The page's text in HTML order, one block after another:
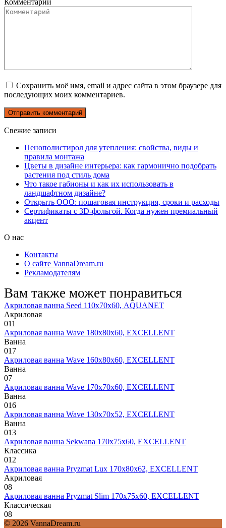
Сохранить моё имя, email и адрес сайта в этом браузере для
последующих моих комментариев.
Свежие записи
Пенополистирол для утепления: свойства, виды и
правила монтажа
Цветы в дизайне интерьера: как гармонично подобрать
растения под стиль дома
Что такое габионы и как их использовать в
ландшафтном дизайне?
Открыть ООО: пошаговая инструкция, сроки и расходы
Сертификаты с 3D-фольгой. Когда нужен премиальный
акцент
О нас
Контакты
О сайте VannaDream.ru
Рекламодателям
Вам также может понравиться
Акриловая ванна Seed 110х70х60, AQUANET
Акриловая
011
Акриловая ванна Wave 180х80х60, EXCELLENT
Ванна
017
Акриловая ванна Wave 160х80х60, EXCELLENT
Ванна
07
Акриловая ванна Wave 170х70х60, EXCELLENT
Ванна
016
Акриловая ванна Wave 130х70х52, EXCELLENT
Ванна
013
Акриловая ванна Sekwana 170х75х60, EXCELLENT
Классика
012
Акриловая ванна Pryzmat Lux 170х80х62, EXCELLENT
Акриловая
08
Акриловая ванна Pryzmat Slim 170х75х60, EXCELLENT
Классическая
08
© 2026 VannaDream.ru